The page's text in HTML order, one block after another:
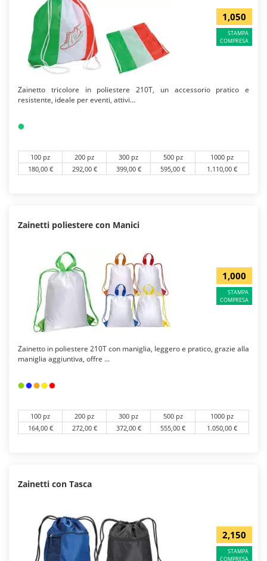
1,050
STAMPA
COMPRESA
Zainetto tricolore in poliestere 210T, un accessorio pratico e
resistente, ideale per eventi, attivi...
100 pz 200 pz 300 pz 500 pz
1000 pz
180,00 €
292,00 € 399,00 € 595,00 € 1.110,00 €
Zainetti poliestere con Manici
1,000
STAMPA
COMPRESA
Zainetto in poliestere 210T con maniglia, leggero e pratico, grazie alla
maniglia aggiuntiva, offre ...
100 pz 200 pz 300 pz 500 pz
1000 pz
164,00 €
272,00 € 372,00 € 555,00 € 1.050,00 €
Zainetti con Tasca
2,150
STAMPA
COMPRESA